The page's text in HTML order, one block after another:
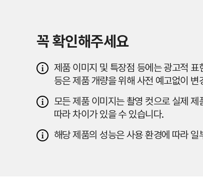
꼭 확인해주세요
제품 이미지 및 특장점 등에는 광고적
등은 제품 개량을 위해 사전 예고없이 변
모든 제품 이미지는 촬영 컷으로 실제
따라 차이가 있을 수 있습니다.
해당 제품의 성능은 사용 환경에 따라 일